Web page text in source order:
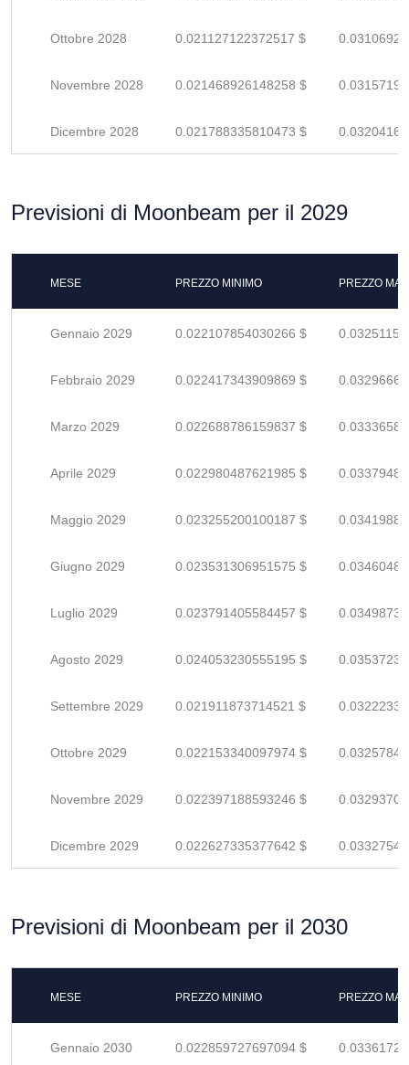
Ottobre 2028 0.021127122372517 $
Novembre 2028 0.021468926148258 $
Dicembre 2028 0.021788335810473 $
Previsioni di Moonbeam per il 2029
MESE PREZZO MINIMO PREZZO
Gennaio 2029 0.022107854030266 $
Febbraio 2029 0.022417343909869 $
Marzo 2029 0.022688786159837 $
Aprile 2029 0.022980487621985 $
Maggio 2029 0.023255200100187 $
Giugno 2029 0.023531306951575 $
Luglio 2029 0.023791405584457 $
Agosto 2029 0.024053230555195 $
Settembre 2029 0.021911873714521 $
Ottobre 2029 0.022153340097974 $
Novembre 2029 0.022397188593246 $
Dicembre 2029 0.022627335377642 $
Previsioni di Moonbeam per il 2030
MESE PREZZO MINIMO PREZZO
Gennaio 2030 0.022859727697094 $